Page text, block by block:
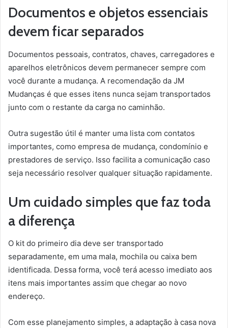
Documentos e objetos essenciais
devem ficar separados
Documentos pessoais, contratos, chaves, carregadores e
aparelhos eletrônicos devem permanecer sempre com
você durante a mudança. A recomendação da JM
Mudanças é que esses itens nunca sejam transportados
junto com o restante da carga no caminhão.
Outra sugestão útil é manter uma lista com contatos
importantes, como empresa de mudança, condomínio e
prestadores de serviço. Isso facilita a comunicação caso
seja necessário resolver qualquer situação rapidamente.
Um cuidado simples que faz toda
a diferença
O kit do primeiro dia deve ser transportado
separadamente, em uma mala, mochila ou caixa bem
identificada. Dessa forma, você terá acesso imediato aos
itens mais importantes assim que chegar ao novo
endereço.
Com esse planejamento simples, a adaptação à casa nova